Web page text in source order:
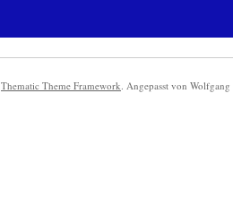
Thematic Theme Framework. Angepasst von